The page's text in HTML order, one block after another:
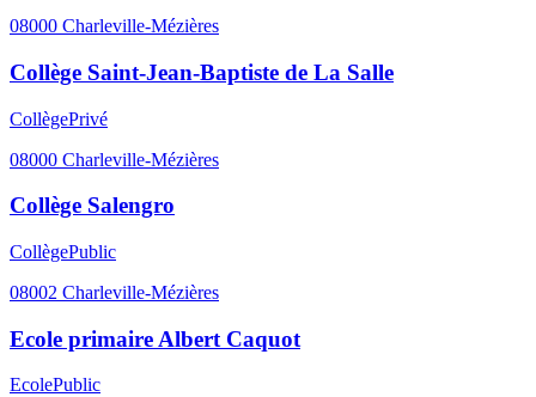
08000 Charleville-Mézières
Collège Saint-Jean-Baptiste de La Salle
CollègePrivé
08000 Charleville-Mézières
Collège Salengro
CollègePublic
08002 Charleville-Mézières
Ecole primaire Albert Caquot
EcolePublic